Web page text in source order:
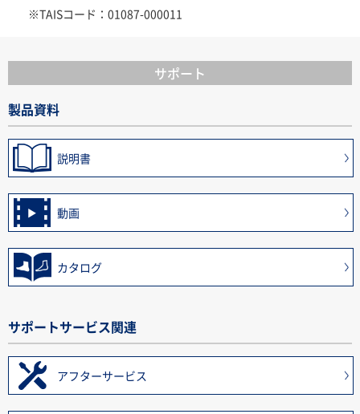
※TAISコード：01087-000011
サポート
製品資料
説明書
動画
カタログ
サポートサービス関連
アフターサービス